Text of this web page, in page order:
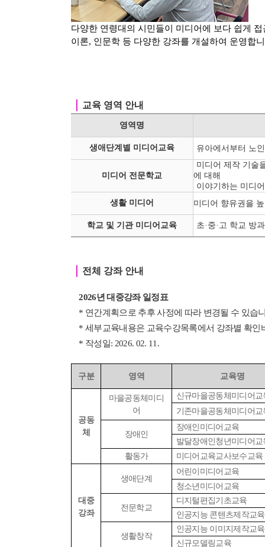
다양한 연령대의 시민들이 미디어에 보다 쉽게
이론, 인문학 등 다양한 강좌를 개설하여 운영합
교육 영역 안내
영역명
생애단계별 미디어교육 유아에서부터 노
미디어 전문학교
미디어 제작 기술
에 대해
이야기하는 미디
생활 미디어
미디어 향유권을
학교 및 기관 미디어교육 초·중· 고 학교 방
전체 강좌 안내
2026년 대중강좌 일정표
* 연간계획으로 추후 사정에 따라 변경될 수 있습
* 세부교육내용은 교육수강목록에서 강좌별 확인
* 작성일: 2026. 02. 11.
구분 영역 교육명
공동
체
마을공동체미디
어
신규마을공동체미디어교
기존마을공동체미디어교
장애인
장애인미디어교육
발달장애인청년미디어교
활동가
미디어교육교사보수교육
대중
강좌
생애단계
어린이미디어교육
청소년미디어교육
전문학교
디지털편집기초교육
인공지능 콘텐츠제작교육
생활창작
인공지능 이미지제작교육
신규모델링교육